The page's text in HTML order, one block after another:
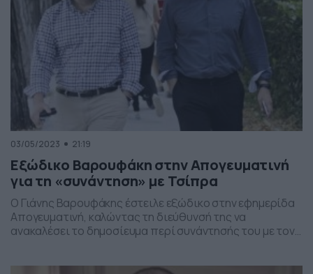
03/05/2023 21:19
Εξώδικο Βαρουφάκη στην Απογευματινή
για τη «συνάντηση» με Τσίπρα
Ο Γιάνης Βαρουφάκης έστειλε εξώδικο στην εφημερίδα
Απογευματινή, καλώντας τη διεύθυνσή της να
ανακαλέσει το δημοσίευμα περί συνάντησής του με τον